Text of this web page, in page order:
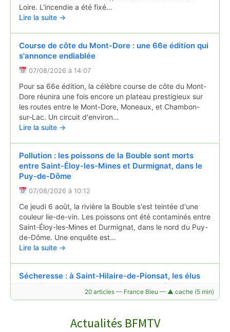
Loire. L'incendie a été fixé…
Lire la suite →
Course de côte du Mont-Dore : une 66e édition qui
s'annonce endiablée
07/08/2026 à 14:07
Pour sa 66e édition, la célèbre course de côte du Mont-
Dore réunira une fois encore un plateau prestigieux sur
les routes entre le Mont-Dore, Moneaux, et Chambon-
sur-Lac. Un circuit d'environ…
Lire la suite →
Pollution : les poissons de la Bouble sont morts
entre Saint-Éloy-les-Mines et Durmignat, dans le
Puy-de-Dôme
07/08/2026 à 10:12
Ce jeudi 6 août, la rivière la Bouble s'est teintée d'une
couleur lie-de-vin. Les poissons ont été contaminés entre
Saint-Éloy-les-Mines et Durmignat, dans le nord du Puy-
de-Dôme. Une enquête est…
Lire la suite →
Sécheresse : à Saint-Hilaire-de-Pionsat, les élus
surveillent chaque jour le niveau du château d'eau
07/08/2026 à 05:31
À Saint-Hilaire-de-Pionsat, dans les Combrailles (Puy-de-
Dôme), la sécheresse inquiète les habitants. Fin juin, la
20 articles — France Bleu — ▲ cache (5 min)
Actualités BFMTV